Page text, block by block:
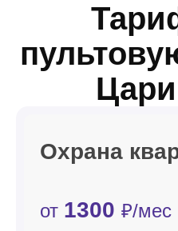
Охрана
от 1300 ₽/мес